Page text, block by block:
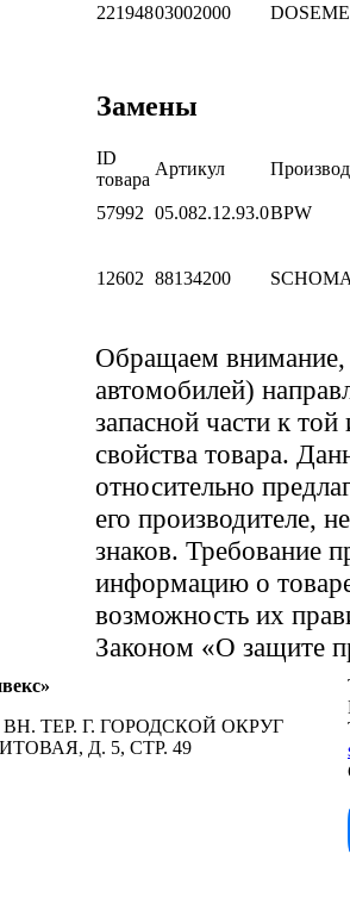
22194803002000
Замены
ID
товара
Артикул
57992 05.082.12.93.0BPW
12602 88134200
Обращаем
автомобилей)
запасной части к
свойства товара.
относительно
его производителе,
знаков. Требование
информацию о
возможность их
Законом «О защите
ВН. ТЕР. Г. ГОРОДСКОЙ ОКРУГ
Д. 5, СТР. 49